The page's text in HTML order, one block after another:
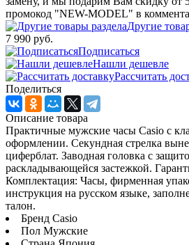
промокод "NEW-MODEL" в
Другие
7 990 руб.
Подписаться
Нашли дешевле
Рассчитать
Поделиться
Описание товара
Практичные мужские часы Casio с
оформлении. Секундная стрелка
циферблат. Заводная головка с
раскладывающейся застежкой.
Комплектация: Часы, фирменная
инструкция на русском языке,
талон.
Бренд Casio
Пол Мужские